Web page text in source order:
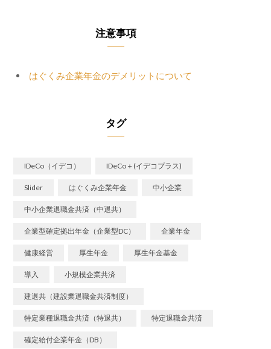
注意事項
はぐくみ企業年金のデメリットについて
タグ
IDeCo（イデコ） IDeCo＋(イデコプラス)
Slider はぐくみ企業年金 中小企業
中小企業退職金共済（中退共）
企業型確定拠出年金（企業型DC） 企業年金
健康経営 厚生年金 厚生年金基金
導入 小規模企業共済
建退共（建設業退職金共済制度）
特定業種退職金共済（特退共） 特定退職金共済
確定給付企業年金（DB）